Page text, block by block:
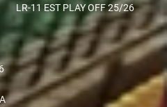
LR-11 EST PLAY OFF 25/26